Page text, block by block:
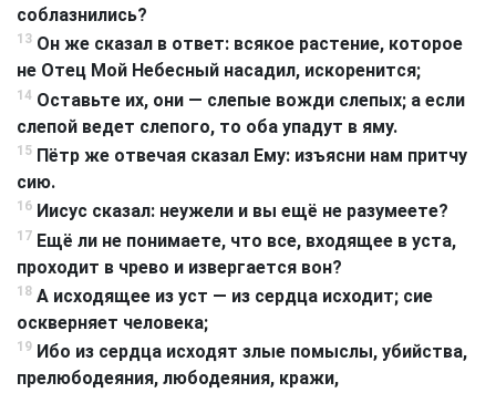
соблазнились?
13 Он же сказал в ответ: всякое растение, которое
не Отец Мой Небесный насадил, искоренится;
14 Оставьте их, они — слепые вожди слепых; а если
слепой ведет слепого, то оба упадут в яму.
15 Пётр же отвечая сказал Ему: изъясни нам притчу
сию.
16 Иисус сказал: неужели и вы ещё не разумеете?
17 Ещё ли не понимаете, что все, входящее в уста,
проходит в чрево и извергается вон?
18 А исходящее из уст — из сердца исходит; сие
оскверняет человека;
19 Ибо из сердца исходят злые помыслы, убийства,
прелюбодеяния, любодеяния, кражи,